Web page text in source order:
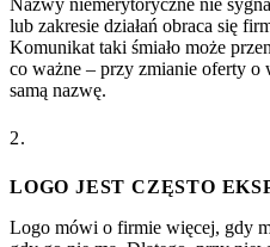
lub zakresie działań obraca się
Komunikat taki śmiało może
co ważne – przy zmianie oferty o
samą nazwę.
2.
LOGO JEST CZĘSTO
Logo mówi o firmie więcej, gdy